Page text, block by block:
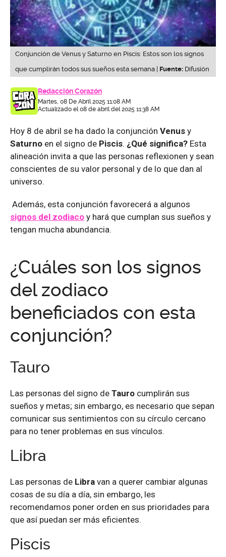
Conjunción de Venus y Saturno en Piscis: Estos son los signos
que cumplirán todos sus sueños esta semana | Fuente: Difusión
Redacción Corazón
Martes, 08 De Abril 2025 11:08 AM
Actualizado el 08 de abril del 2025 11:38 AM
Hoy 8 de abril se ha dado la conjunción Venus y
Saturno en el signo de Piscis. ¿Qué significa? Esta
alineación invita a que las personas reflexionen y sean
conscientes de su valor personal y de lo que dan al
universo.
Además, esta conjunción favorecerá a algunos
signos del zodiaco y hará que cumplan sus sueños y
tengan mucha abundancia.
¿Cuáles son los signos
del zodiaco
beneficiados con esta
conjunción?
Tauro
Las personas del signo de Tauro cumplirán sus
sueños y metas; sin embargo, es necesario que sepan
comunicar sus sentimientos con su círculo cercano
para no tener problemas en sus vínculos.
Libra
Las personas de Libra van a querer cambiar algunas
cosas de su día a día, sin embargo, les
recomendamos poner orden en sus prioridades para
que así puedan ser más eficientes.
Piscis